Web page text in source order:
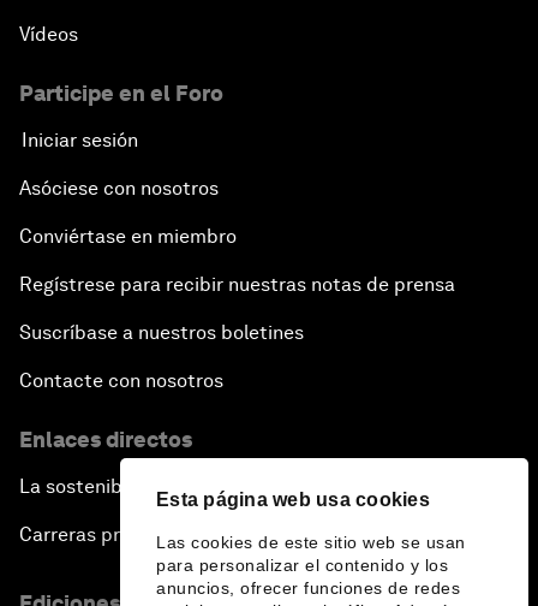
Esta página web usa cookies
Las cookies de este sitio web se usan
para personalizar el contenido y los
anuncios, ofrecer funciones de redes
Vídeos
Participe en el Foro
Iniciar sesión
Asóciese con nosotros
Conviértase en miembro
Regístrese para recibir nuestras notas de prensa
Suscríbase a nuestros boletines
Contacte con nosotros
Enlaces directos
La sostenibilidad en el Foro
Carreras profesionales